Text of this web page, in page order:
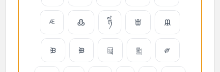
ᴭ ߷ ཉིཾ ᙛ ᙜ
ᙝ ᙞ ༕ ༖ ༗